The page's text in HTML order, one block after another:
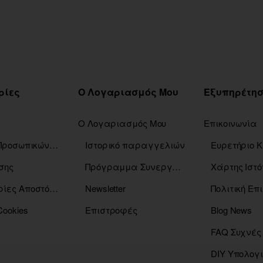
Πολιτική Προσωπικών Δεδομένων
Πληροφορίες Αποστόλης
Ο Λογαριασμός Μου
Ο Λογαριασμός Μου
Ιστορικό παραγγελιών
Πρόγραμμα Συνεργατών
Newsletter
Επιστροφές
Επικοινωνία
Χάρτης
Πολιτική
Blog News
FAQ
DIY